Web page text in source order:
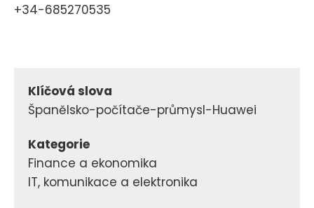
+34-685270535
Klíčová slova
Španělsko-počítače-průmysl-Huawei
Kategorie
Finance a ekonomika
IT, komunikace a elektronika